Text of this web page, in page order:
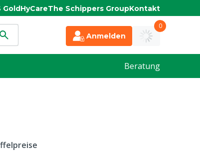
GoldHyCareThe Schippers GroupKontakt
Anmelden
0
Beratung